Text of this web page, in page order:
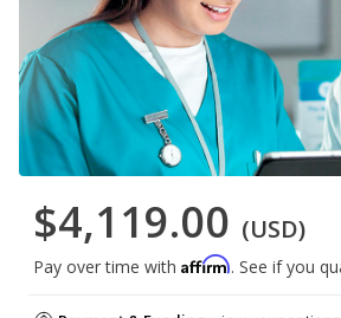
$4,119.00 (USD)
Pay over time with Affirm. See if you